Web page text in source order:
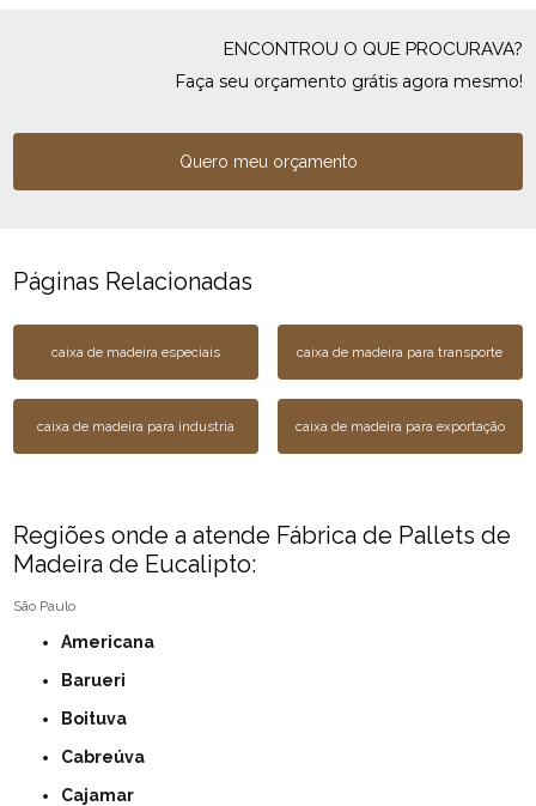
ENCONTROU O QUE PROCURAVA?
Faça seu orçamento grátis agora mesmo!
Quero meu orçamento
Páginas Relacionadas
caixa de madeira especiais caixa de madeira para transporte
caixa de madeira para industria caixa de madeira para exportação
Regiões onde a atende Fábrica de Pallets de
Madeira de Eucalipto:
São Paulo
Americana
Barueri
Boituva
Cabreúva
Cajamar